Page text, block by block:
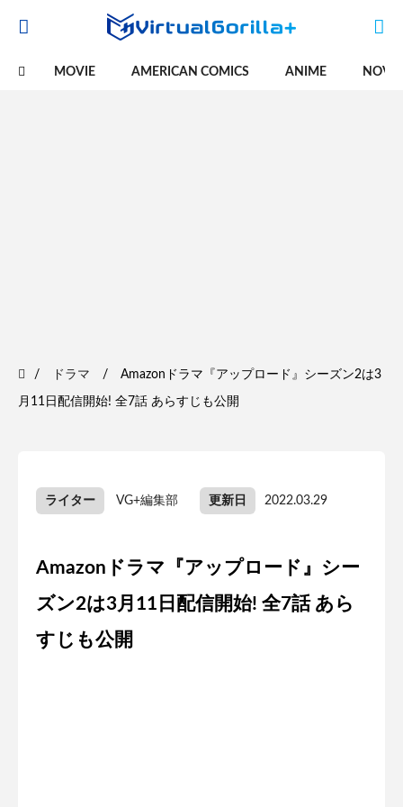
MOVIE AMERICAN COMICS ANIME
ドラマ Amazonドラマ『アップロード』シーズン2は3
月11日配信開始! 全7話 あらすじも公開
ライター VG+編集部 更新日 2022.03.29
Amazonドラマ『アップロード』シー
ズン2は3月11日配信開始! 全7話 あら
すじも公開